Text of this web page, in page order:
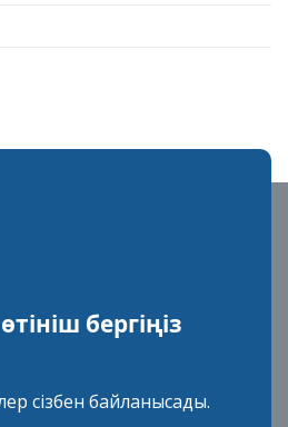
бергіңіз
сізбен байланысады.